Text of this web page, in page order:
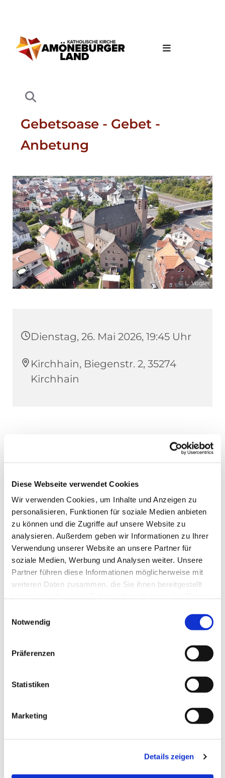
Diese Webseite verwendet Cookies
Wir verwenden Cookies, um Inhalte und Anzeigen zu
personalisieren, Funktionen für soziale Medien anbieten
zu können und die Zugriffe auf unsere Website zu
analysieren. Außerdem geben wir Informationen zu Ihrer
Verwendung unserer Website an unsere Partner für
soziale Medien, Werbung und Analysen weiter. Unsere
Partner führen diese Informationen möglicherweise mit
weiteren Daten zusammen, die Sie ihnen bereitgestellt
Notwendig
Präferenzen
Statistiken
Marketing
Details zeigen
Gebetsoase - Gebet -
Anbetung
© L. Vogler
Dienstag, 26. Mai 2026, 19:45 Uhr
Kirchhain, Biegenstr. 2, 35274
Kirchhain